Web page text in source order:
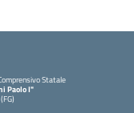
Statale
Paolo I"